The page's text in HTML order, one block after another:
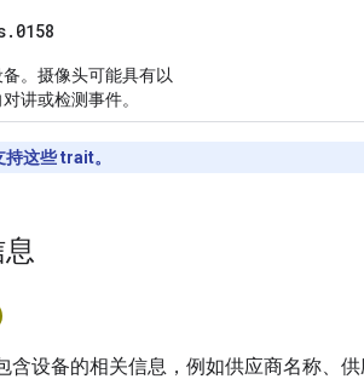
。摄像头可能具有以
讲或检测事件。
这些 trait。
息
含设备的相关信息，例如供应商名称、